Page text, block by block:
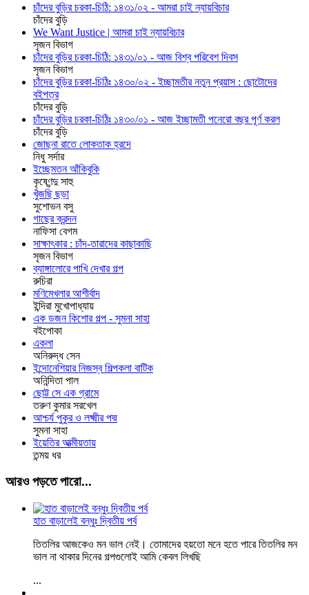
চাঁদের বুড়ির চরকা-চিঠি: ১৪৩১/০২ - আমরা চাই ন্যায়বিচার
চাঁদের বুড়ি
We Want Justice | আমরা চাই ন্যায়বিচার
সৃজন বিভাগ
চাঁদের বুড়ির চরকা-চিঠি: ১৪৩১/০১ - আজ বিশ্ব পরিবেশ দিবস
সৃজন বিভাগ
চাঁদের বুড়ির চরকা-চিঠিঃ ১৪৩০/০২ - ইচ্ছামতীর নতুন প্রয়াস : ছোটোদের
বইপত্র
চাঁদের বুড়ি
চাঁদের বুড়ির চরকা-চিঠিঃ ১৪৩০/০১ - আজ ইচ্ছামতী পনেরো বছর পূর্ণ করল
চাঁদের বুড়ি
জোছনা রাতে লোকতাক হ্রদে
নিধু সর্দার
ইচ্ছেমতন আঁকিবুকি
কৃষ্ণেন্দু সাহু
খুঁজছি ছড়া
সুশোভন বসু
গাছের ক্রন্দন
নাফিসা বেগম
সাক্ষাৎকার : চাঁদ-তারাদের কাছাকাছি
সৃজন বিভাগ
ব্যাঙ্গালোরে পাখি দেখার গল্প
রুচিরা
মণিমেখলার আশীর্বাদ
ইন্দিরা মুখোপাধ্যায়
এক ডজন কিশোর গল্প - সুমনা সাহা
বইপোকা
একলা
অনিরুদ্ধ সেন
ইন্দোনেশিয়ার নিজস্ব শিল্পকলা বাটিক
অনিন্দিতা পাল
ছোট্ট সে এক গ্রামে
তরুণ কুমার সরখেল
আশ্চর্য পুকুর ও লক্ষ্মীর পদ্ম
সুমনা সাহা
ইয়েতির আত্মীয়তায়
তন্ময় ধর
আরও পড়তে পারো...
হাত বাড়ালেই বন্ধুঃ দ্বিতীয় পর্ব
তিতলির আজকেও মন ভাল নেই। তোমাদের হয়তো মনে হতে পারে তিতলির মন
ভাল না থাকার দিনের গল্পগুলোই আমি কেবল লিখছি
...